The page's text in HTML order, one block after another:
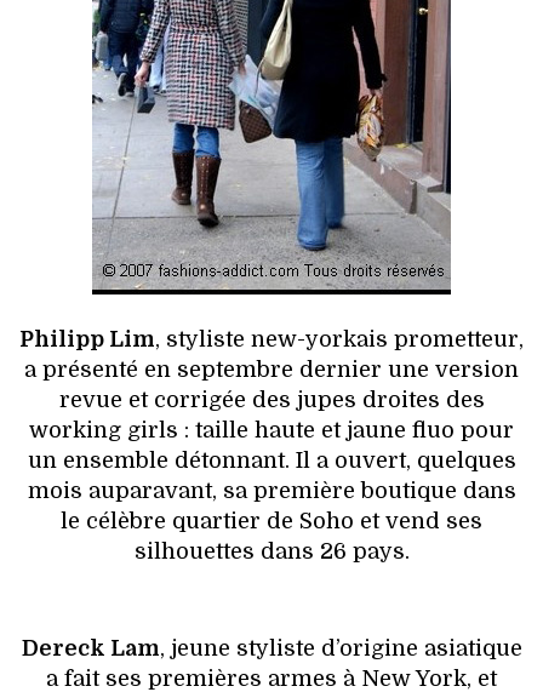
Philipp Lim, styliste new-yorkais prometteur,
a présenté en septembre dernier une version
revue et corrigée des jupes droites des
working girls : taille haute et jaune fluo pour
un ensemble détonnant. Il a ouvert, quelques
mois auparavant, sa première boutique dans
le célèbre quartier de Soho et vend ses
silhouettes dans 26 pays.
Dereck Lam, jeune styliste d’origine asiatique
a fait ses premières armes à New York, et